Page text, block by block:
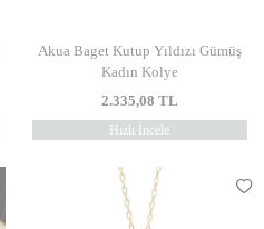
Akua Baget Kutup Yıldızı Gümüş
Kadın Kolye
2.335,08 TL
Hızlı İncele